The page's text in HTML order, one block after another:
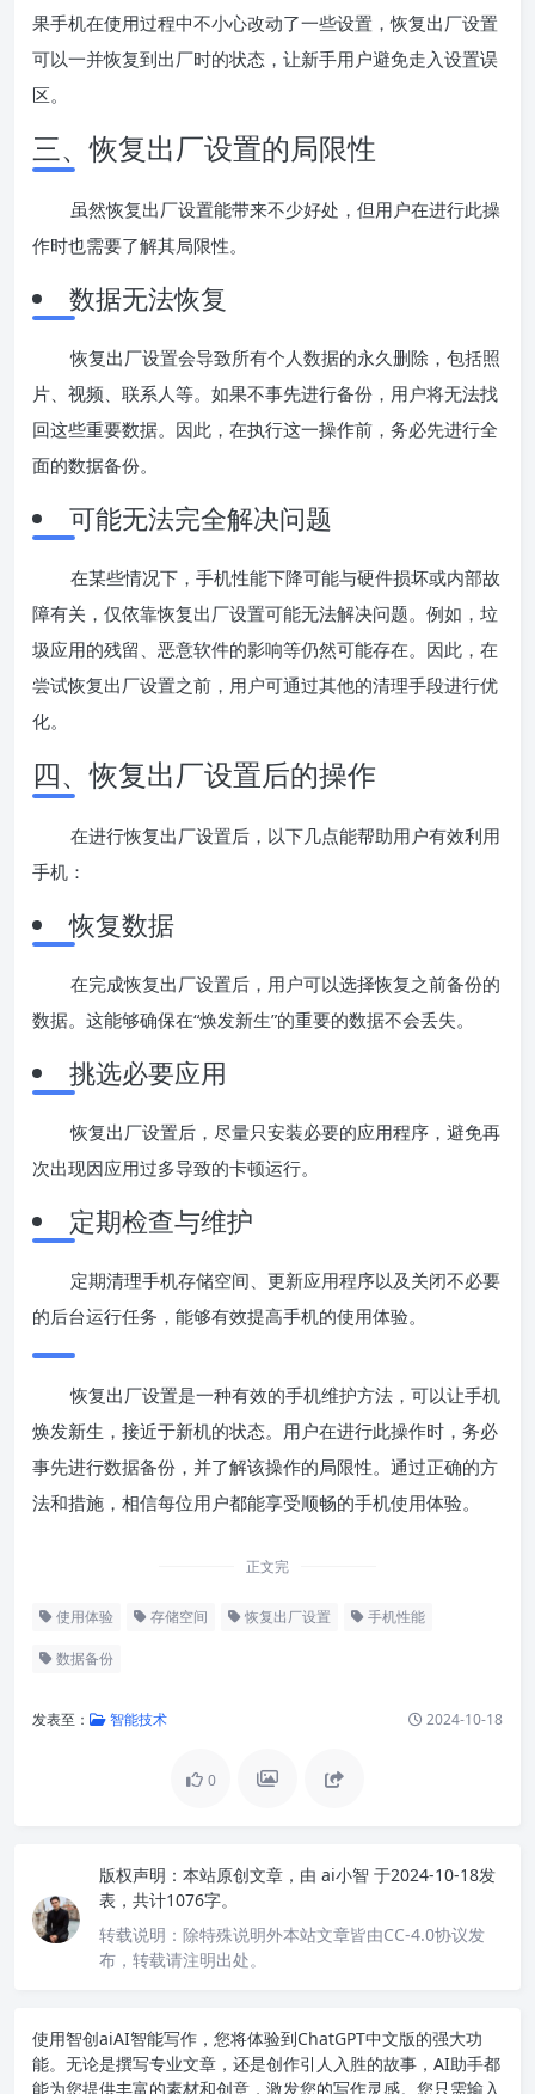
果手机在使用过程中不小心改动了一些设置，恢复出厂设置
可以一并恢复到出厂时的状态，让新手用户避免走入设置误
区。
三、恢复出厂设置的局限性
虽然恢复出厂设置能带来不少好处，但用户在进行此操
作时也需要了解其局限性。
数据无法恢复
恢复出厂设置会导致所有个人数据的永久删除，包括照
片、视频、联系人等。如果不事先进行备份，用户将无法找
回这些重要数据。因此，在执行这一操作前，务必先进行全
面的数据备份。
可能无法完全解决问题
在某些情况下，手机性能下降可能与硬件损坏或内部故
障有关，仅依靠恢复出厂设置可能无法解决问题。例如，垃
圾应用的残留、恶意软件的影响等仍然可能存在。因此，在
尝试恢复出厂设置之前，用户可通过其他的清理手段进行优
化。
四、恢复出厂设置后的操作
在进行恢复出厂设置后，以下几点能帮助用户有效利用
手机：
恢复数据
在完成恢复出厂设置后，用户可以选择恢复之前备份的
数据。这能够确保在“焕发新生”的重要的数据不会丢失。
挑选必要应用
恢复出厂设置后，尽量只安装必要的应用程序，避免再
次出现因应用过多导致的卡顿运行。
定期检查与维护
定期清理手机存储空间、更新应用程序以及关闭不必要
的后台运行任务，能够有效提高手机的使用体验。
恢复出厂设置是一种有效的手机维护方法，可以让手机
焕发新生，接近于新机的状态。用户在进行此操作时，务必
事先进行数据备份，并了解该操作的局限性。通过正确的方
法和措施，相信每位用户都能享受顺畅的手机使用体验。
正文完
使用体验 存储空间 恢复出厂设置 手机性能
数据备份
发表至： 智能技术 2024-10-18
0
版权声明： 本站原创文章，由 ai小智 于2024-10-18发
表，共计1076字。
转载说明： 除特殊说明外本站文章皆由CC-4.0协议发
布，转载请注明出处。
使用智创aiAI智能写作 ，您将体验到ChatGPT中文版的强大功
能。无论是撰写专业文章，还是创作引人入胜的故事，AI助手都
能为您提供丰富的素材和创意，激发您的写作灵感。您只需输入